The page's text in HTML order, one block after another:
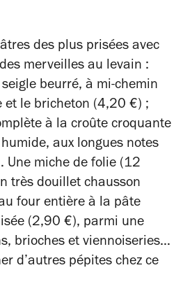
des plus prisées avec
merveilles au levain :
beurré, à mi-chemin
et le bricheton (4,20 €) ;
à la croûte croquante
aux longues notes
Une miche de folie (12
très douillet chausson
four entière à la pâte
(2,90 €), parmi une
brioches et viennoiseries…
d’autres pépites chez ce